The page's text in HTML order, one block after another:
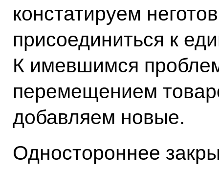
констатируем
присоединиться к
К имевшимся
перемещением
добавляем новые.
Одностороннее